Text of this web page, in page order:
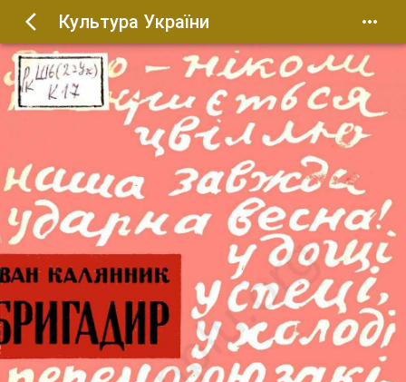
Культура України